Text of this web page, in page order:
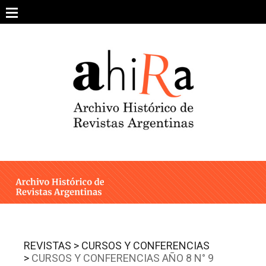
content
ARCHIVO DE REVISTAS
ESTUDIOS CRÍTICOS
INTEGRANTES
CONTACTO
REVISTAS > CURSOS Y CONFERENCIAS
> CURSOS Y CONFERENCIAS AÑO 8 N° 9